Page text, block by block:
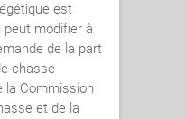
est
peut modifier à
de la part
chasse
la Commission
et de la